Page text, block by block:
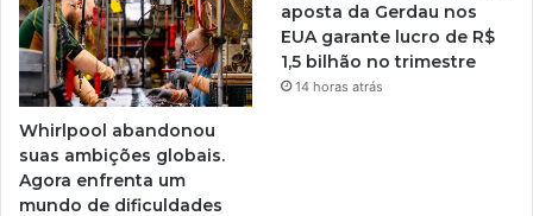
Whirlpool abandonou
suas ambições globais.
Agora enfrenta um
mundo de dificuldades
aposta da Gerdau nos
EUA garante lucro de R$
1,5 bilhão no trimestre
14 horas atrás